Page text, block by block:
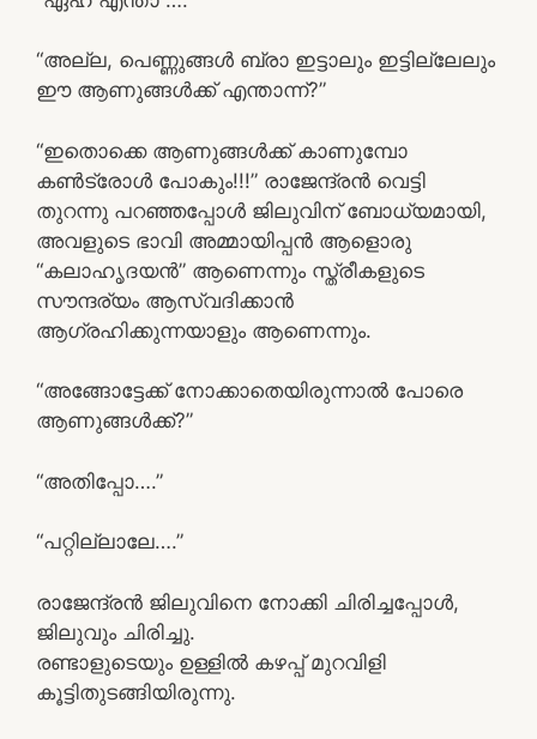
“അല്ല, പെണ്ണുങ്ങൾ ബ്രാ ഇട്ടാലും ഇട്ടില്ലേലും
ഈ ആണുങ്ങൾക്ക് എന്താന്ന്?”
“ഇതൊക്കെ ആണുങ്ങൾക്ക് കാണുമ്പോ
കൺട്രോൾ പോകും!!!” രാജേന്ദ്രൻ വെട്ടി
തുറന്നു പറഞ്ഞപ്പോൾ ജിലുവിന് ബോധ്യമായി,
അവളുടെ ഭാവി അമ്മായിപ്പൻ ആളൊരു
“കലാഹൃദയൻ” ആണെന്നും സ്ത്രീകളുടെ
സൗന്ദര്യം ആസ്വദിക്കാൻ
ആഗ്രഹിക്കുന്നയാളും ആണെന്നും.
“അങ്ങോട്ടേക്ക് നോക്കാതെയിരുന്നാൽ പോരെ
ആണുങ്ങൾക്ക്?”
“അതിപ്പോ….”
“പറ്റില്ലാലേ….”
രാജേന്ദ്രൻ ജിലുവിനെ നോക്കി ചിരിച്ചപ്പോൾ,
ജിലുവും ചിരിച്ചു.
രണ്ടാളുടെയും ഉള്ളിൽ കഴപ്പ് മുറവിളി
കൂട്ടിതുടങ്ങിയിരുന്നു.